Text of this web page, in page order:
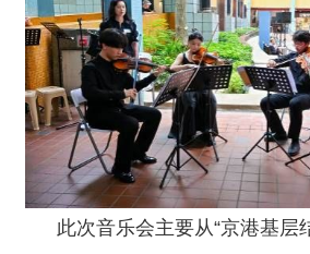
此次音乐会主要从“京港基层